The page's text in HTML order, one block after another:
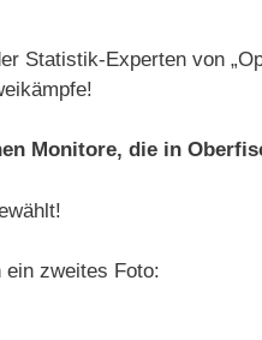
Statistik-Experten von
Monitore, die in
zweites Foto: